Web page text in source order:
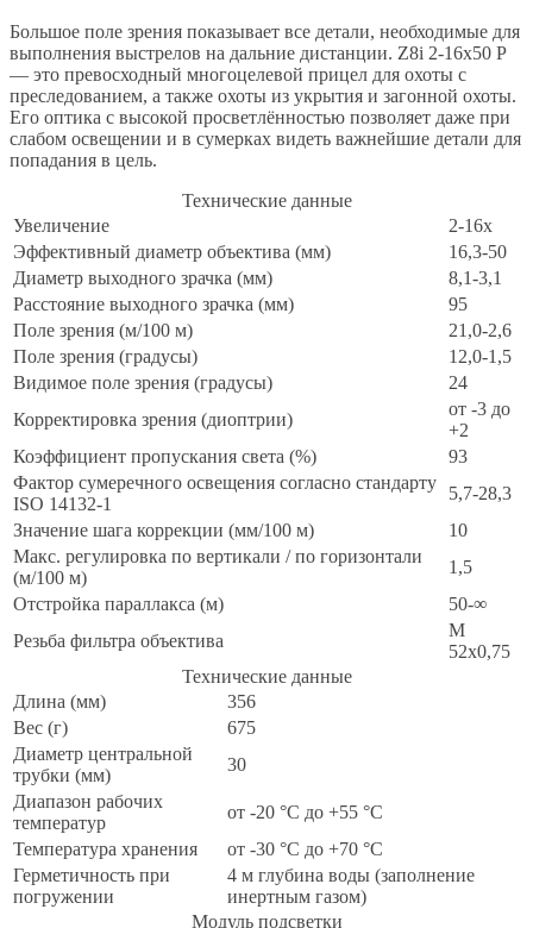
Большое поле зрения показывает все детали, необходимые для
выполнения выстрелов на дальние дистанции. Z8i 2-16x50 P
— это превосходный многоцелевой прицел для охоты с
преследованием, а также охоты из укрытия и загонной охоты.
Его оптика с высокой просветлённостью позволяет даже при
слабом освещении и в сумерках видеть важнейшие детали для
попадания в цель.
Технические данные
Увеличение
2-16x
Эффективный диаметр объектива (мм)
16,3-50
Диаметр выходного зрачка (мм)
8,1-3,1
Расстояние выходного зрачка (мм)
95
Поле зрения (м/100 м)
21,0-2,6
Поле зрения (градусы)
12,0-1,5
Видимое поле зрения (градусы)
24
Корректировка зрения (диоптрии)
от -3 до
+2
Коэффициент пропускания света (%)
93
Фактор сумеречного освещения согласно стандарту
ISO 14132-1
5,7-28,3
Значение шага коррекции (мм/100 м)
10
Макс. регулировка по вертикали / по горизонтали
(м/100 м)
1,5
Отстройка параллакса (м)
50-∞
Резьба фильтра объектива
M
52x0,75
Технические данные
Длина (мм)
356
Вес (г)
675
Диаметр центральной
трубки (мм)
30
Диапазон рабочих
температур
от -20 °C до +55 °C
Температура хранения
от -30 °C до +70 °C
Герметичность при
погружении
4 м глубина воды (заполнение
инертным газом)
Модуль подсветки